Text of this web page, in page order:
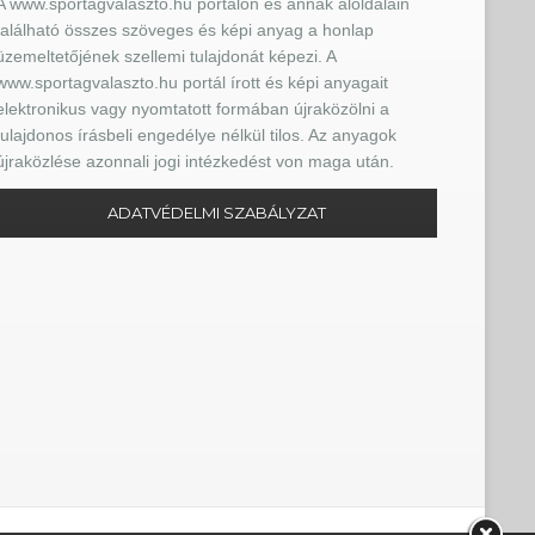
www.sportagvalaszto.hu portálon és annak aloldalain
összes szöveges és képi anyag a honlap
szellemi tulajdonát képezi. A
portál írott és képi anyagait
vagy nyomtatott formában újraközölni a
írásbeli engedélye nélkül tilos. Az anyagok
azonnali jogi intézkedést von maga után.
ADATVÉDELMI SZABÁLYZAT